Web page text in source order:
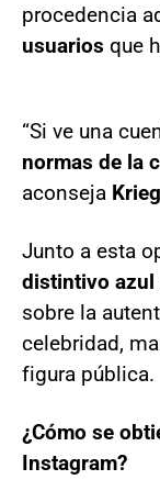
procedencia
usuarios que
“Si ve una
normas de la
aconseja
Junto a esta
distintivo azul
sobre la
celebridad,
figura pública.
¿Cómo se
Instagram?